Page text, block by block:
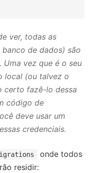
ver, todas as
de dados) são
vez que é o seu
local (ou talvez o
certo fazê-lo dessa
código de
deve usar um
credenciais.
onde todos
residir: